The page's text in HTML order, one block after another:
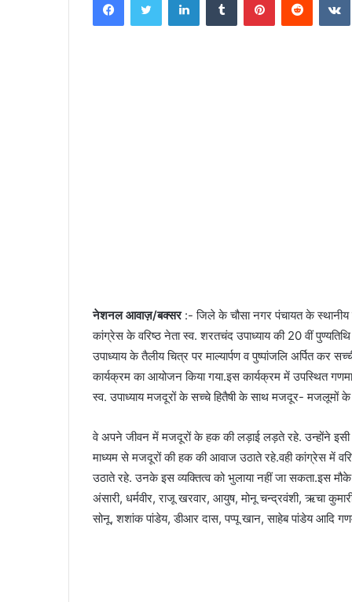
d
नेशनल आवाज़/बक्सर:- जिले के चौसा नगर पंचायत के स्थानीय
कांग्रेस के वरिष्ठ नेता स्व. शरतचंद उपाध्याय की 20 वीं
उपाध्याय के तैलीय चित्र पर माल्यार्पण व पुष्पांजलि अर्पित कर
कार्यक्रम का आयोजन किया गया.इस कार्यक्रम में उपस्थित
स्व. उपाध्याय मजदूरों के सच्चे हितैषी के साथ मजदूर- मजलूमों के
वे अपने जीवन में मजदूरों के हक की लड़ाई लड़ते रहे. उन्होंने इसी
माध्यम से मजदूरों की हक की आवाज उठाते रहे.वही कांग्रेस में
उठाते रहे. उनके इस व्यक्तित्व को भुलाया नहीं जा सकता.इस
अंसारी, धर्मवीर, राजू खरवार, आयुष, मोनू चन्द्रवंशी, ऋचा
सोनू, शशांक पांडेय, डीआर दास, पप्पू खान, साहेब पांडेय आदि